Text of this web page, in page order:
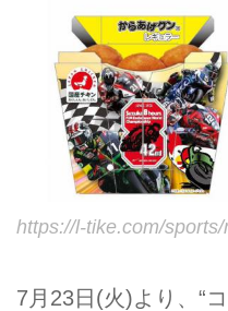
https://l-tike.com/
7月23日(火)より、“